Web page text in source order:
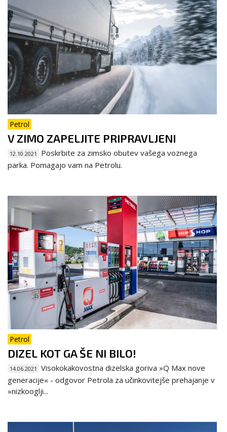
Petrol
V ZIMO ZAPELJITE PRIPRAVLJENI
12.10.2021
Poskrbite za zimsko obutev vašega voznega
parka. Pomagajo vam na Petrolu.
Petrol
DIZEL KOT GA ŠE NI BILO!
14.06.2021
Visokokakovostna dizelska goriva »Q Max nove
generacije« - odgovor Petrola za učinkovitejše prehajanje v
»nizkooglji...